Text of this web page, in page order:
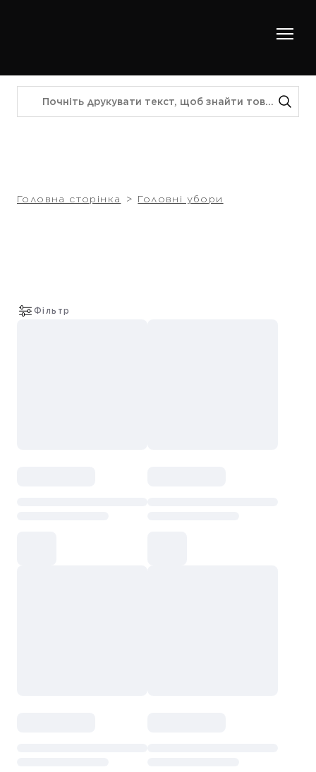
Головна сторінка Головні убори
Фільтр